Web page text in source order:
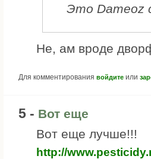
Это Dameoz
Не, ам вроде
Для комментирования войдите или
5 - Вот еще
Вот еще лучше!!!
http://